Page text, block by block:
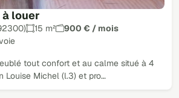
louer
15 m²
900 € / mois
tout confort et au calme situé à 4
Louise Michel (l.3) et pro…